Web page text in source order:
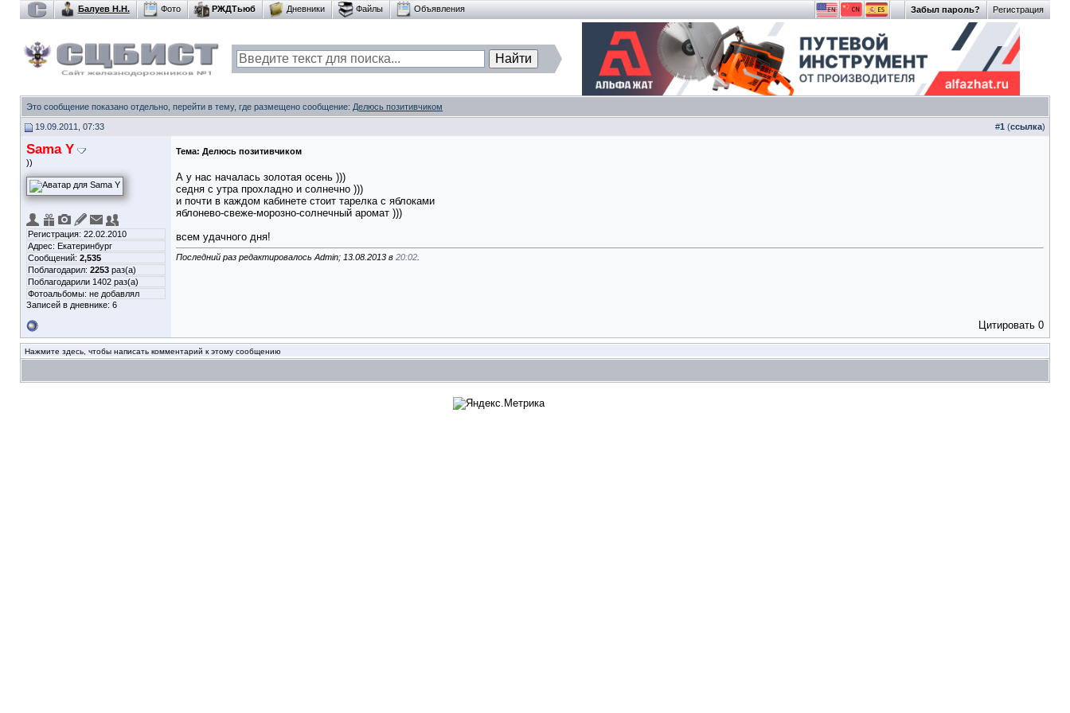
Регистрация
Забыл пароль?
Балуев Н.Н. Фото РЖДТьюб Дневники Файлы Объявления
Это сообщение показано отдельно, перейти в тему, где размещено сообщение: Делюсь позитивчиком
19.09.2011, 07:33 #1 (ссылка)
Sama Y
))
Регистрация: 22.02.2010
Адрес: Екатеринбург
Сообщений: 2,535
Поблагодарил: 2253 раз(а)
Поблагодарили 1402 раз(а)
Фотоальбомы: не добавлял
Записей в дневнике: 6
Тема: Делюсь позитивчиком
А у нас началась золотая осень )))
седня с утра прохладно и солнечно )))
и почти в каждом кабинете стоит тарелка с яблоками
яблонево-свеже-морозно-солнечный аромат )))
всем удачного дня!
Последний раз редактировалось Admin; 13.08.2013 в 20:02
Цитировать 0
Нажмите здесь, чтобы написать комментарий к этому сообщению